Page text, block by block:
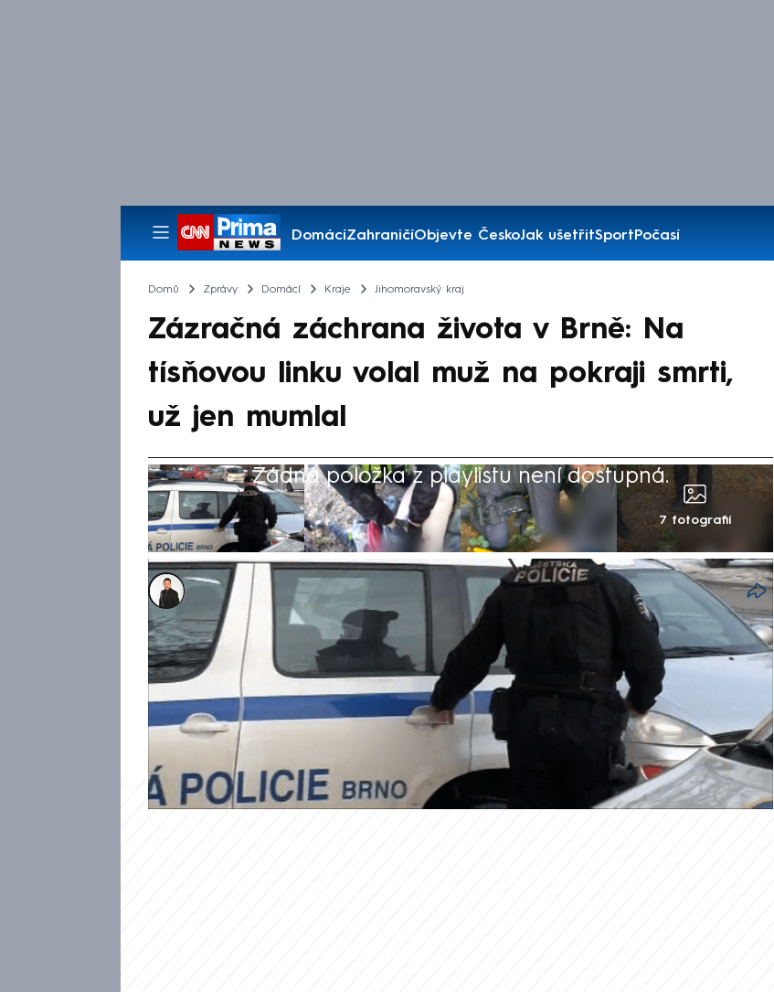
DomácíZahraničíObjevte ČeskoJak ušetřitSportPočasí
Pořady
Domů Zprávy Domácí Kraje Jihomoravský kraj
Zázračná záchrana života v Brně: Na
tísňovou linku volal muž na pokraji smrti,
už jen mumlal
Žádná položka z playlistu není dostupná.
7 fotografií
Michal Janotka
25. čvc 2025, 10:40
Extrémně dramatické chvíle zažili v první polovině května brněnští
strážníci a dispečeři linky 156. Na tísňovou linku zavolal muž v ohrožení
života – měl ale tak vážné zdravotní potíže, že nedokázal mluvit
srozumitelně. Nedokázal říct, co se mu stalo, ani kde se nachází. I
přesto se policii podařilo muže zachránit.